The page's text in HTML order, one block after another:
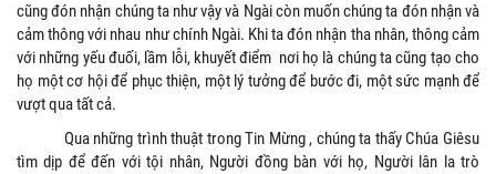
cũng đón nhận chúng ta như vậy và Ngài còn muốn chúng ta đón nhận và
cảm thông với nhau như chính Ngài. Khi ta đón nhận tha nhân, thông cảm
với những yếu đuối, lầm lỗi, khuyết điểm nơi họ là chúng ta cũng tạo cho
họ một cơ hội để phục thiện, một lý tưởng để bước đi, một sức mạnh để
vượt qua tất cả.
Qua những trình thuật trong Tin Mừng , chúng ta thấy Chúa Giêsu
tìm dịp để đến với tội nhân, Người đồng bàn với họ, Người lân la trò